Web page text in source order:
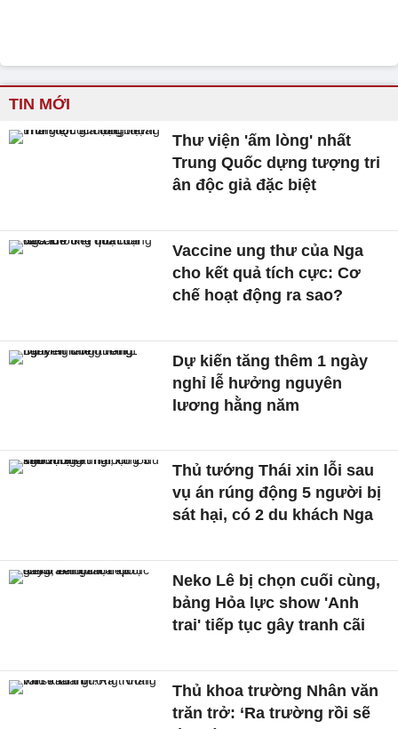
TIN MỚI
Thư viện 'ấm lòng' nhất
Trung Quốc dựng tượng tri
ân độc giả đặc biệt
Vaccine ung thư của Nga
cho kết quả tích cực: Cơ
chế hoạt động ra sao?
Dự kiến tăng thêm 1 ngày
nghỉ lễ hưởng nguyên
lương hằng năm
Thủ tướng Thái xin lỗi sau
vụ án rúng động 5 người bị
sát hại, có 2 du khách Nga
Neko Lê bị chọn cuối cùng,
bảng Hỏa lực show 'Anh
trai' tiếp tục gây tranh cãi
Thủ khoa trường Nhân văn
trăn trở: ‘Ra trường rồi sẽ